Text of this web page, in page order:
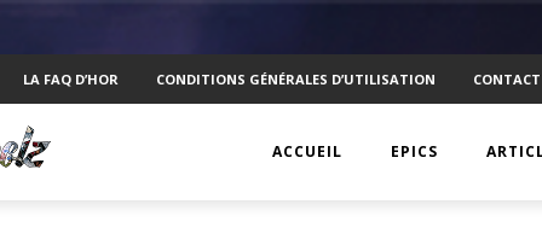
LA FAQ D’HOR CONDITIONS GÉNÉRALES D’UTILISATION CONTACT
ACCUEIL EPICS